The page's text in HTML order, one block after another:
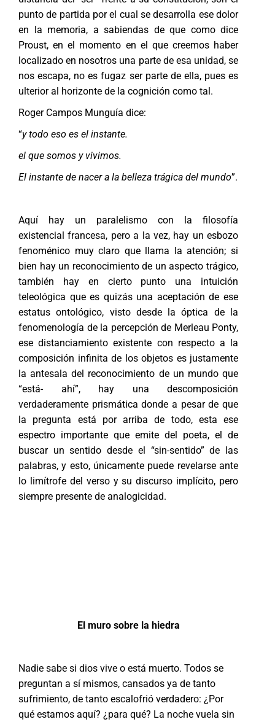
punto de partida por el cual se desarrolla ese dolor
en la memoria, a sabiendas de que como dice
Proust, en el momento en el que creemos haber
localizado en nosotros una parte de esa unidad, se
nos escapa, no es fugaz ser parte de ella, pues es
ulterior al horizonte de la cognición como tal.
Roger Campos Munguía dice:
“y todo eso es el instante.
el que somos y vivimos.
El instante de nacer a la belleza trágica del mundo”.
Aquí hay un paralelismo con la filosofía
existencial francesa, pero a la vez, hay un esbozo
fenoménico muy claro que llama la atención; si
bien hay un reconocimiento de un aspecto trágico,
también hay en cierto punto una intuición
teleológica que es quizás una aceptación de ese
estatus ontológico, visto desde la óptica de la
fenomenología de la percepción de Merleau Ponty,
ese distanciamiento existente con respecto a la
composición infinita de los objetos es justamente
la antesala del reconocimiento de un mundo que
“está- ahí”, hay una descomposición
verdaderamente prismática donde a pesar de que
la pregunta está por arriba de todo, esta ese
espectro importante que emite del poeta, el de
buscar un sentido desde el “sin-sentido” de las
palabras, y esto, únicamente puede revelarse ante
lo limítrofe del verso y su discurso implícito, pero
siempre presente de analogicidad.
El muro sobre la hiedra
Nadie sabe si dios vive o está muerto. Todos se
preguntan a sí mismos, cansados ya de tanto
sufrimiento, de tanto escalofrió verdadero: ¿Por
qué estamos aquí? ¿para qué? La noche vuela sin